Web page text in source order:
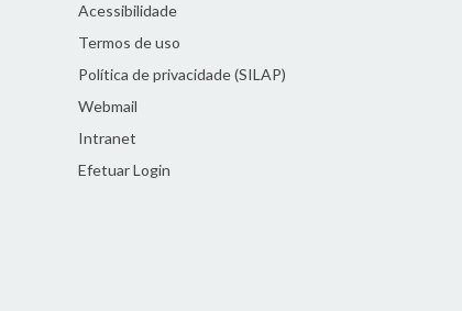
Acessibilidade
Termos de uso
Política de privacidade (SILAP)
Webmail
Intranet
Efetuar Login